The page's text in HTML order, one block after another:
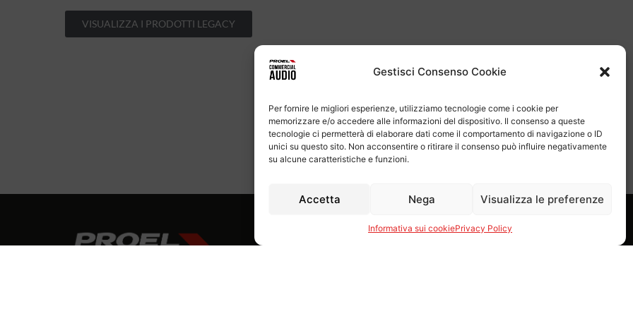
Gestisci Consenso Cookie
Per fornire le migliori esperienze, utilizziamo tecnologie come i cookie per
memorizzare e/o accedere alle informazioni del dispositivo. Il consenso a queste
tecnologie ci permetterà di elaborare dati come il comportamento di navigazione o ID
unici su questo sito. Non acconsentire o ritirare il consenso può influire negativamente
su alcune caratteristiche e funzioni.
Accetta Nega Visualizza le preferenze
Informativa sui cookiePrivacy Policy
VISUALIZZA I PRODOTTI LEGACY